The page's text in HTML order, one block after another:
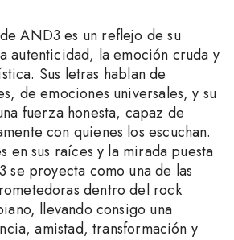
AND3 es un reflejo de su
autenticidad, la emoción cruda y
Sus letras hablan de
de emociones universales, y su
fuerza honesta, capaz de
con quienes los escuchan.
en sus raíces y la mirada puesta
se proyecta como una de las
dentro del rock
llevando consigo una
amistad, transformación y